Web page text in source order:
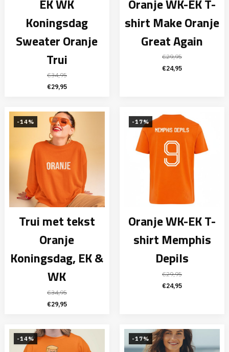
EK WK
Koningsdag
Sweater Oranje
Trui
€34,95
Oorspronkelijke
was:
€34,95.
€29,95Huidige
is:
€29,95.
Oranje WK-EK T-
shirt Make Oranje
Great Again
€29,95
Oorspronkelijke
€24,95Huidige
-14%
Trui met tekst
Oranje
Koningsdag, EK &
WK
€34,95
Oorspronkelijke
was:
€34,95.
€29,95Huidige
is:
€29,95.
-17%
Oranje WK-EK T-
shirt Memphis
Depils
€29,95
Oorspronkelijke
€24,95Huidige
-14% -17%